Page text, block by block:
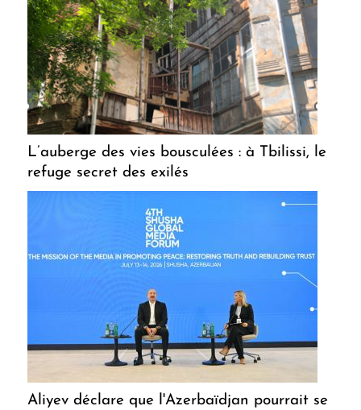
L’auberge des vies bousculées : à Tbilissi, le
refuge secret des exilés
Aliyev déclare que l'Azerbaïdjan pourrait se